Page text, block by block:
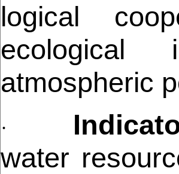
logical
atmospheric
·
water